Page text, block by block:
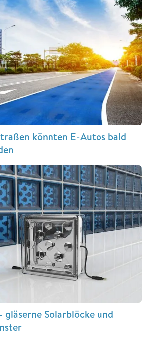
könnten E-Autos bald
gläserne Solarblöcke und